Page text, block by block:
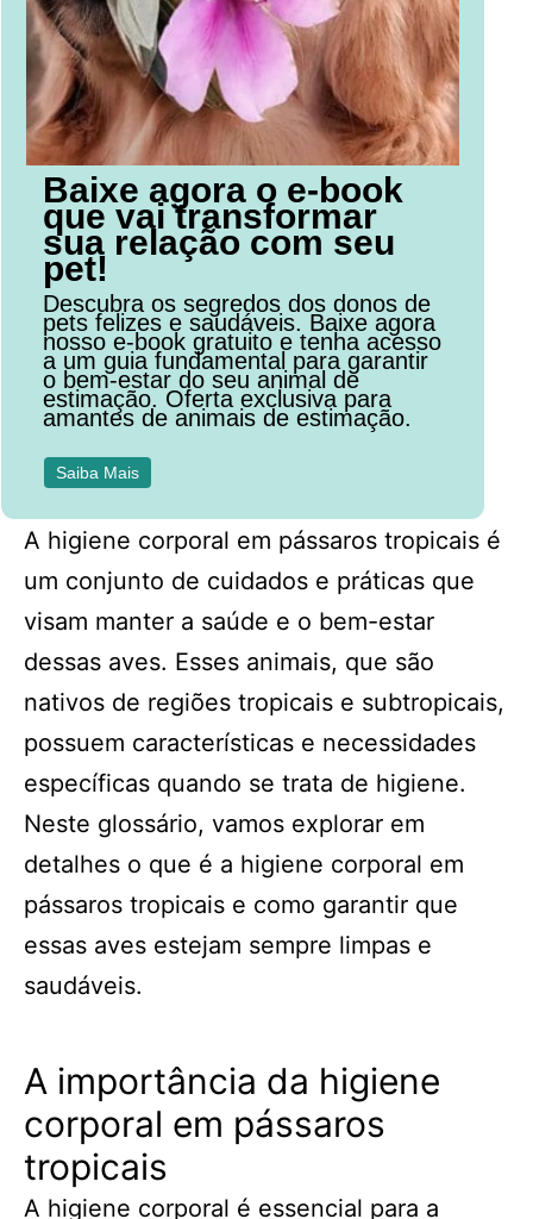
Baixe agora o e-book
que vai transformar
sua relação com seu
pet!
Descubra os segredos dos donos de
pets felizes e saudáveis. Baixe agora
nosso e-book gratuito e tenha acesso
a um guia fundamental para garantir
o bem-estar do seu animal de
estimação. Oferta exclusiva para
amantes de animais de estimação.
Saiba Mais
A higiene corporal em pássaros tropicais é
um conjunto de cuidados e práticas que
visam manter a saúde e o bem-estar
dessas aves. Esses animais, que são
nativos de regiões tropicais e subtropicais,
possuem características e necessidades
específicas quando se trata de higiene.
Neste glossário, vamos explorar em
detalhes o que é a higiene corporal em
pássaros tropicais e como garantir que
essas aves estejam sempre limpas e
saudáveis.
A importância da higiene
corporal em pássaros
tropicais
A higiene corporal é essencial para a